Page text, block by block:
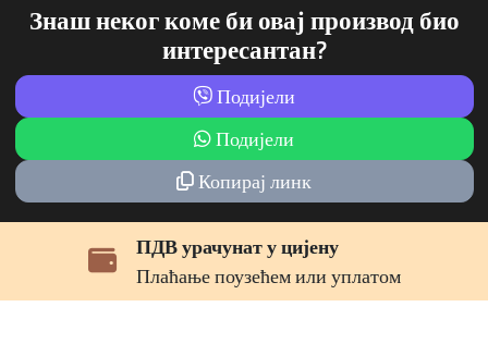
Знаш неког коме би овај производ био
интересантан?
Подијели
Подијели
Копирај линк
ПДВ урачунат у цијену
Плаћање поузећем или уплатом